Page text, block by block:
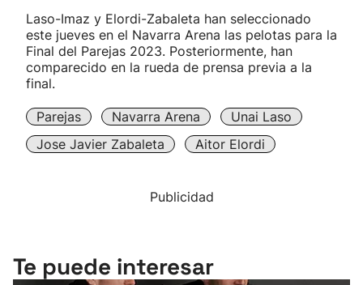
Laso-Imaz y Elordi-Zabaleta han seleccionado
este jueves en el Navarra Arena las pelotas para la
Final del Parejas 2023. Posteriormente, han
comparecido en la rueda de prensa previa a la
final.
Parejas Navarra Arena
Unai Laso
Jose Javier Zabaleta
Aitor Elordi
Publicidad
Te puede interesar